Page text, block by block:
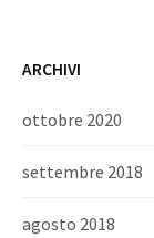
ARCHIVI
ottobre 2020
settembre 2018
agosto 2018